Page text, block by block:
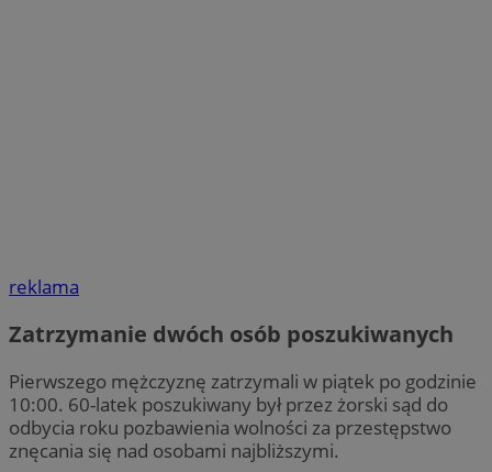
reklama
Zatrzymanie dwóch osób poszukiwanych
Pierwszego mężczyznę zatrzymali w piątek po godzinie
10:00. 60-latek poszukiwany był przez żorski sąd do
odbycia roku pozbawienia wolności za przestępstwo
znęcania się nad osobami najbliższymi.